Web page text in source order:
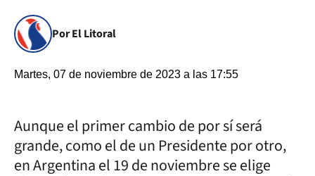
Por El Litoral
Martes, 07 de noviembre de 2023 a las 17:55
Aunque el primer cambio de por sí será
grande, como el de un Presidente por otro,
en Argentina el 19 de noviembre se elige